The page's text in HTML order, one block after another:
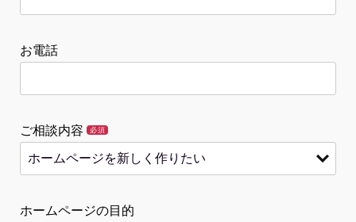
お電話
ご相談内容 必須
ホームページの目的